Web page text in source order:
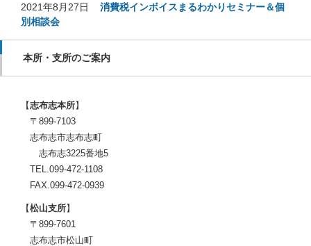
2021年8月27日 消費税インボイスまるわかりセミナー＆個
別相談会
本所・支所のご案内
【志布志本所】
〒899-7103
志布志市志布志町
志布志3225番地5
TEL.099-472-1108
FAX.099-472-0939
【松山支所】
〒899-7601
志布志市松山町